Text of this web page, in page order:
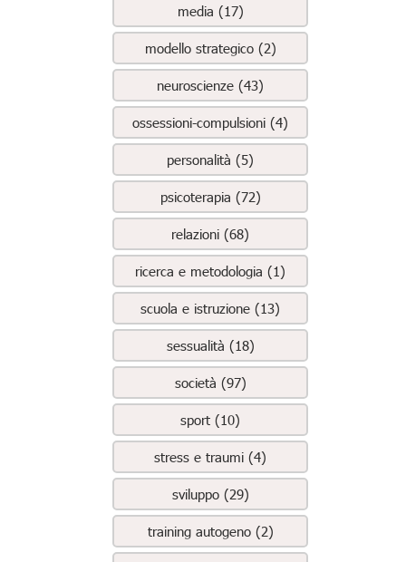
media (17)
modello strategico (2)
neuroscienze (43)
ossessioni-compulsioni (4)
personalità (5)
psicoterapia (72)
relazioni (68)
ricerca e metodologia (1)
scuola e istruzione (13)
sessualità (18)
società (97)
sport (10)
stress e traumi (4)
sviluppo (29)
training autogeno (2)